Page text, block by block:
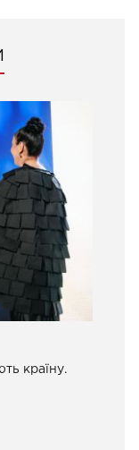
країну.